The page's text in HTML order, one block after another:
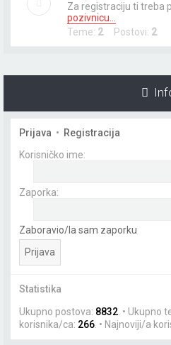
Za registraciju ti treba
pozivnicu...
Teme: 2Postovi: 2
Prijava • Registracija
Korisničko ime:
Zaporka:
Zaboravio/la sam zaporku
Statistika
Ukupno postova: 8832 . • Ukupno
korisnika/ca: 266 . • Najnoviji/a